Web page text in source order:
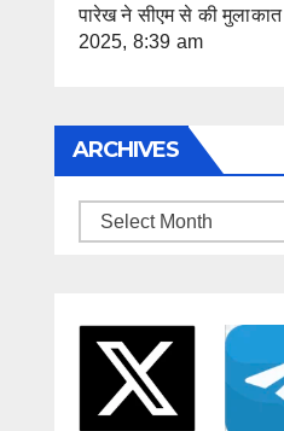
पारेख ने सीएम से की मुलाकात
2025, 8:39 am
ARCHIVES
Archives